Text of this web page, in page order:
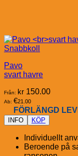
Snabbkoll
Pavo
svart havre
Från: kr 150.00
Ab: €21.00
FÖRLÄNGD
INFO KÖP
Individuellt
Beroende på